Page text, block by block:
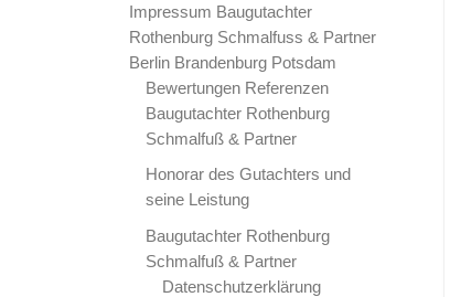
Impressum Baugutachter
Rothenburg Schmalfuss & Partner
Berlin Brandenburg Potsdam
Bewertungen Referenzen
Baugutachter Rothenburg
Schmalfuß & Partner
Honorar des Gutachters und
seine Leistung
Baugutachter Rothenburg
Schmalfuß & Partner
Datenschutzerklärung